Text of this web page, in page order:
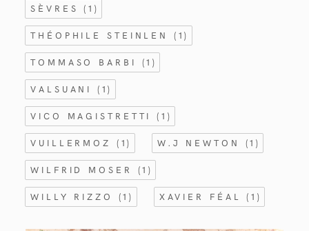
SÈVRES(1)
THÉOPHILE STEINLEN(1)
TOMMASO BARBI (1)
VALSUANI(1)
VICO MAGISTRETTI(1)
VUILLERMOZ (1) W.J NEWTON (1)
WILFRID MOSER (1)
WILLY RIZZO (1) XAVIER FÉAL(1)